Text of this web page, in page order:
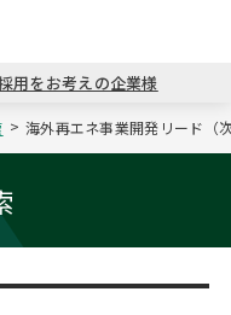
戻る
コンサ
戻る
キャリ
戻る
MBAの
戻る
日本か
戻る
パワー
用をお考えの企業様
海外再エネ事業開発リード